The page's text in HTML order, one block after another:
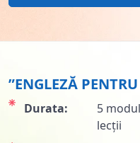
”ENGLEZĂ
Durata:
5
lecții